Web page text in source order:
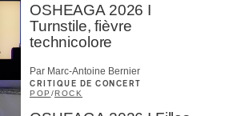
OSHEAGA 2026 I
Turnstile, fièvre
technicolore
Par Marc-Antoine Bernier
CRITIQUE DE CONCERT
POP /ROCK